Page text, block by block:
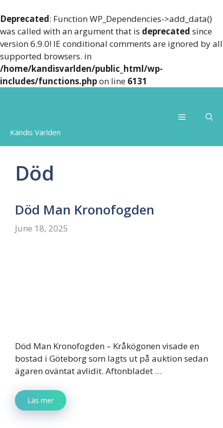
Deprecated: Function WP_Dependencies->add_data()
was called with an argument that is deprecated since
version 6.9.0! IE conditional comments are ignored by all
supported browsers. in
/home/kandisvarlden/public_html/wp-
includes/functions.phpon line 6131
Kändis Världen
Menu
Död
Död Man Kronofogden
June 18, 2025
Död Man Kronofogden – Kråkögonen visade en
bostad i Göteborg som lagts ut på auktion sedan
ägaren oväntat avlidit. Aftonbladet …
Läs mer